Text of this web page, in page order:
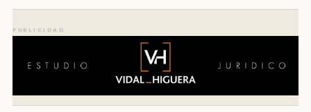
PUBLICIDAD